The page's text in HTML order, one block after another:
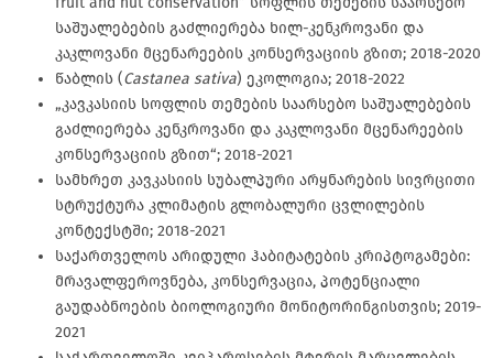
საშუალებების გაძლიერება ხილ-კენკროვანი და
კაკლოვანი მცენარეების კონსერვაციის გზით; 2018-2020
წაბლის (Castanea sativa) ეკოლოგია; 2018-2022
„კავკასიის სოფლის თემების საარსებო საშუალებების
გაძლიერება კენკროვანი და კაკლოვანი მცენარეების
კონსერვაციის გზით“; 2018-2021
სამხრეთ კავკასიის სუბალპური არყნარების სივრცითი
სტრუქტურა კლიმატის გლობალური ცვლილების
კონტექსტში; 2018-2021
საქართველოს არიდული ჰაბიტატების კრიპტოგამები:
მრავალფეროვნება, კონსერვაცია, პოტენციალი
გაუდაბნოების ბიოლოგიური მონიტორინგისთვის; 2019-
2021